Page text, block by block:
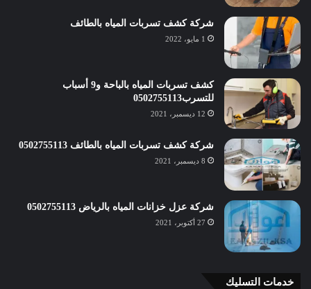
شركة كشف تسربات المياه بالطائف
1 مايو، 2022
كشف تسربات المياه بالباحة و9 أسباب
للتسرب0502755113
12 ديسمبر، 2021
شركة كشف تسربات المياه بالطائف 0502755113
8 ديسمبر، 2021
شركة عزل خزانات المياه بالرياض 0502755113
27 أكتوبر، 2021
خدمات التسليك